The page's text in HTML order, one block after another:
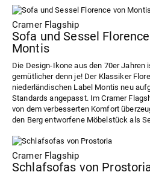
Cramer Flagship
Sofa und Sessel
Montis
Die Design-Ikone aus den 70er Jahren
gemütlicher denn je! Der Klassiker
niederländischen Label Montis neu
Standards angepasst. Im Cramer
von dem verbesserten Komfort
den Berg entworfene Möbelstück als
Cramer Flagship
Schlafsofas von